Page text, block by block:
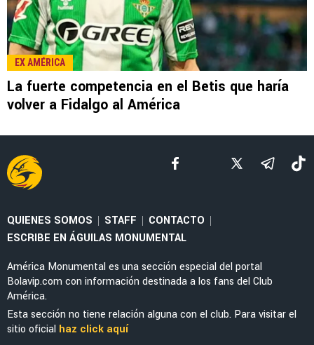
LEE TAMBIÉN
NOTICIAS
Álvaro Fidalgo y Pilar Sánchez anuncian que
serán padres por primera vez